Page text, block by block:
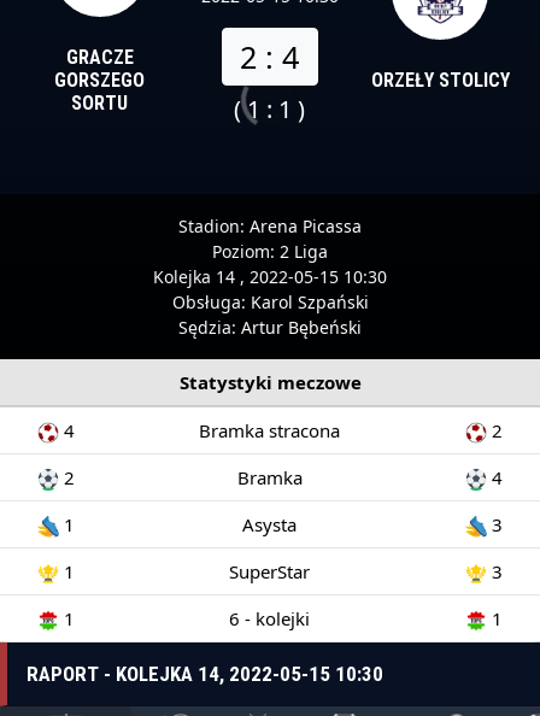
GRACZE
GORSZEGO
SORTU
2 : 4
( 1 : 1 )
ORZEŁY STOLICY
Stadion: Arena Picassa
Poziom: 2 Liga
Kolejka 14 , 2022-05-15 10:30
Obsługa: Karol Szpański
Sędzia: Artur Bębeński
Statystyki meczowe
4
Bramka stracona
2
2
Bramka
4
1
Asysta
3
1
SuperStar
3
1
6 - kolejki 1
RAPORT - KOLEJKA 14, 2022-05-15 10:30